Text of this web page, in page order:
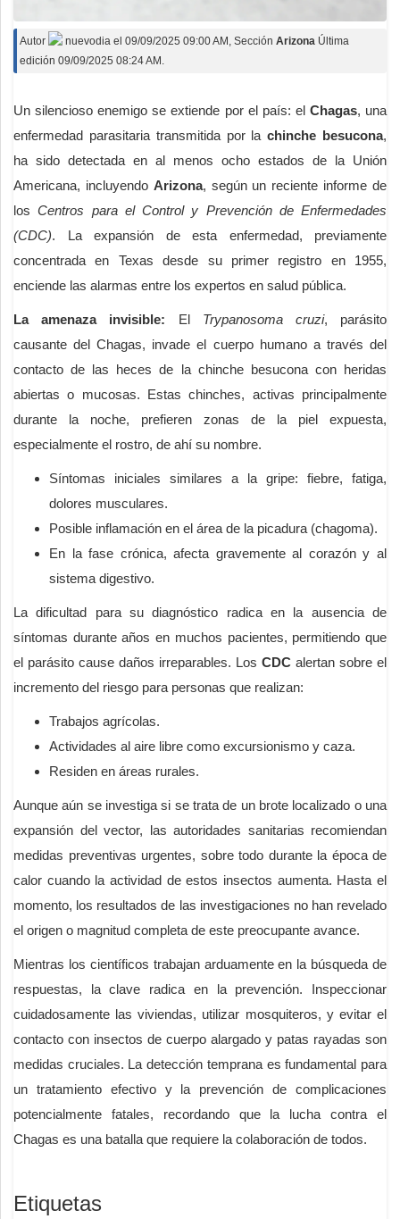
Autor nuevodia el 09/09/2025 09:00 AM , Sección Arizona Última
edición 09/09/2025 08:24 AM.
Un silencioso enemigo se extiende por el país: el Chagas, una
enfermedad parasitaria transmitida por lachinche besucona,
ha sido detectada en al menos ocho estados de la Unión
Americana, incluyendo Arizona, según un reciente informe de
losCentros para el Control y Prevención de Enfermedades
(CDC). La expansión de esta enfermedad, previamente
concentrada en Texas desde su primer registro en 1955,
enciende las alarmas entre los expertos en salud pública.
La amenaza invisible: El Trypanosoma cruzi, parásito
causante del Chagas, invade el cuerpo humano a través del
contacto de las heces de la chinche besucona con heridas
abiertas o mucosas. Estas chinches, activas principalmente
durante la noche, prefieren zonas de la piel expuesta,
especialmente el rostro, de ahí su nombre.
Síntomas iniciales similares a la gripe: fiebre, fatiga,
dolores musculares.
Posible inflamación en el área de la picadura (chagoma).
En la fase crónica, afecta gravemente al corazón y al
sistema digestivo.
La dificultad para su diagnóstico radica en la ausencia de
síntomas durante años en muchos pacientes, permitiendo que
el parásito cause daños irreparables. Los CDC alertan sobre el
incremento del riesgo para personas que realizan:
Trabajos agrícolas.
Actividades al aire libre como excursionismo y caza.
Residen en áreas rurales.
Aunque aún se investiga si se trata de un brote localizado o una
expansión del vector, las autoridades sanitarias recomiendan
medidas preventivas urgentes, sobre todo durante la época de
calor cuando la actividad de estos insectos aumenta. Hasta el
momento, los resultados de las investigaciones no han revelado
el origen o magnitud completa de este preocupante avance.
Mientras los científicos trabajan arduamente en la búsqueda de
respuestas, la clave radica en la prevención. Inspeccionar
cuidadosamente las viviendas, utilizar mosquiteros, y evitar el
contacto con insectos de cuerpo alargado y patas rayadas son
medidas cruciales. La detección temprana es fundamental para
un tratamiento efectivo y la prevención de complicaciones
potencialmente fatales, recordando que la lucha contra el
Chagas es una batalla que requiere la colaboración de todos.
Etiquetas